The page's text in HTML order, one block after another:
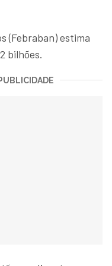
(Febraban) estima
bilhões.